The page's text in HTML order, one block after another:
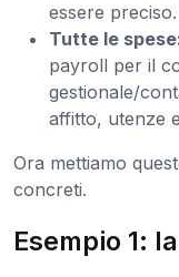
essere preciso.
Tutte le
payroll per il
gestionale/
affitto, utenze
Ora mettiamo
concreti.
Esempio 1: